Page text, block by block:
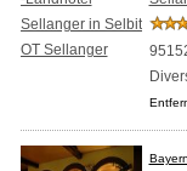
Bayern